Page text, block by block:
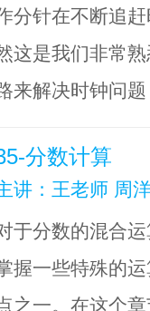
分针在不断追
这是我们非常
来解决时钟问题
分数计算
讲：王老师 周
于分数的混合
握一些特殊的
之一。在这个